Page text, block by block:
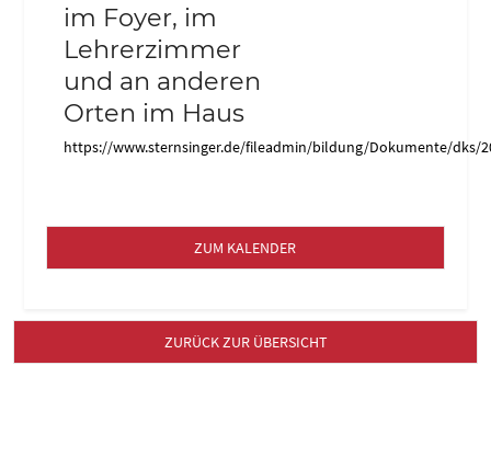
im Foyer, im
Lehrerzimmer
und an anderen
Orten im Haus
https://www.sternsinger.de/fileadmin/bildung/Dokumente/dks/
ZUM KALENDER
ZURÜCK ZUR ÜBERSICHT